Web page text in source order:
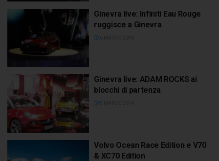
Ginevra live: Infiniti Eau Rouge
ruggisce a Ginevra
Ginevra live: ADAM ROCKS ai
blocchi di partenza
Volvo Ocean Race Edition e V70
& XC70 Edition